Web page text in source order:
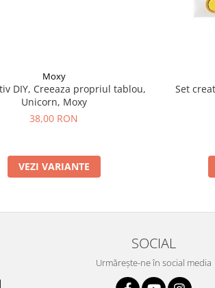
Moxy
DIY, Creeaza propriul tablou,
Unicorn, Moxy
38,00 RON
VEZI VARIANTE
Set
SOCIAL
Urmărește-ne în social media